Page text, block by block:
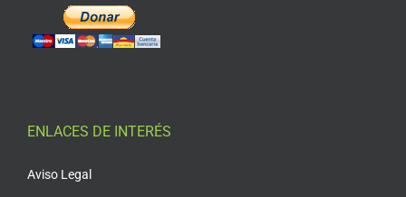
ENLACES DE INTERÉS
Aviso Legal